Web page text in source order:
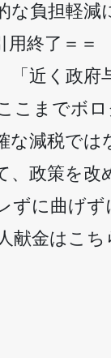
な負担軽減
用終了＝＝
「近く政府
こまでボ
な減税で
、政策を改
ずに曲げず
献金はこち